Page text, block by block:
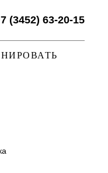
(3452) 63-20-15